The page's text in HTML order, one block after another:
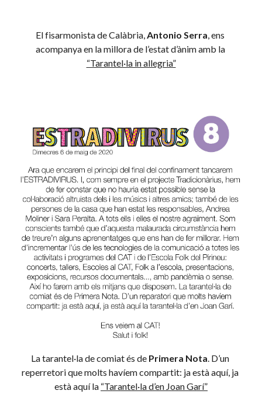
El fisarmonista de Calàbria, Antonio Serra, ens
acompanya en la millora de l’estat d’ànim amb la
“Tarantel·la in allegria”
La tarantel·la de comiat és de Primera Nota. D’un
reperretori que molts havíem compartit: ja està aquí, ja
està aquí la “Tarantel·la d’en Joan Garí”